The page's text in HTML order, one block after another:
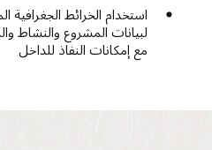
استخدام الخرائط الجغرافية
لبيانات المشروع والنشاط
مع إمكانات النفاذ للداخل